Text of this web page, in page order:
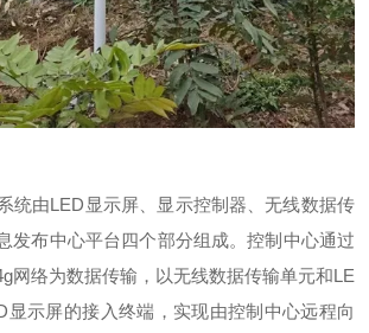
统由LED显示屏、显示控制器、无线数据传
发布中心平台四个部分组成。控制中心通过
网络为数据传输，以无线数据传输单元和LE
显示屏的接入终端，实现由控制中心远程向